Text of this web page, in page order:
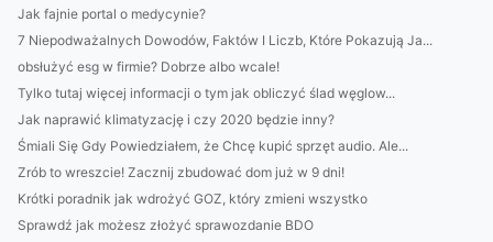
Jak fajnie portal o medycynie?
7 Niepodważalnych Dowodów, Faktów I Liczb, Które Pokazują Ja...
obsłużyć esg w firmie? Dobrze albo wcale!
Tylko tutaj więcej informacji o tym jak obliczyć ślad węglow...
Jak naprawić klimatyzację i czy 2020 będzie inny?
Śmiali Się Gdy Powiedziałem, że Chcę kupić sprzęt audio. Ale...
Zrób to wreszcie! Zacznij zbudować dom już w 9 dni!
Krótki poradnik jak wdrożyć GOZ, który zmieni wszystko
Sprawdź jak możesz złożyć sprawozdanie BDO